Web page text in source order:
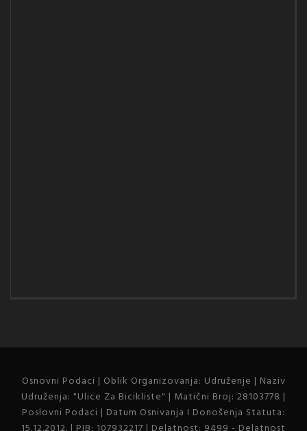
Osnovni Podaci | Oblik Organizovanja: Udruženje | Naziv
Udruženja: "Ulice Za Bicikliste" | Matični Broj: 28103778 |
Poslovni Podaci | Datum Osnivanja I Donošenja Statuta: